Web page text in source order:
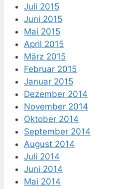
Juli 2015
Juni 2015
Mai 2015
April 2015
März 2015
Februar 2015
Januar 2015
Dezember 2014
November 2014
Oktober 2014
September 2014
August 2014
Juli 2014
Juni 2014
Mai 2014